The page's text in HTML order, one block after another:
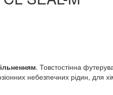
. Товстостінна
небезпечних рідин, для